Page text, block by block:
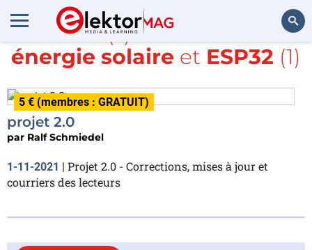
Rechercher
Article(s) avec la balise
énergie solaire et ESP32 (1)
5 € (membres : GRATUIT)
projet 2.0
par Ralf Schmiedel
1-11-2021 | Projet 2.0 - Corrections, mises à jour et
courriers des lecteurs